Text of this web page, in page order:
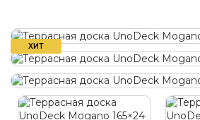
ХИТ